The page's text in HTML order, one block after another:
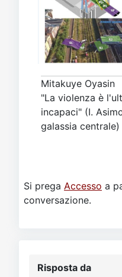
Mitakuye Oyasin
"La violenza è
incapaci" (I.
galassia centrale)
Si prega Accesso a
conversazione.
Risposta da